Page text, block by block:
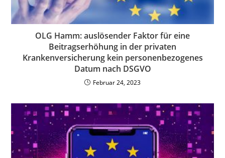
OLG Hamm: auslösender Faktor für eine
Beitragserhöhung in der privaten
Krankenversicherung kein personenbezogenes
Datum nach DSGVO
Februar 24, 2023